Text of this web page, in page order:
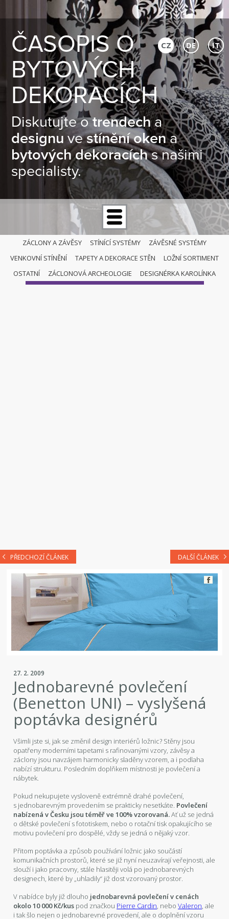
ČASOPIS O
BYTOVÝCH
DEKORACÍCH
Diskutujte otrendecha
designuvestínění okena
bytových dekoracíchs našimi
specialisty.
CZ DE IT
ZÁCLONY A ZÁVĚSY STÍNÍCÍ SYSTÉMY
ZÁVĚSNÉ SYSTÉMY
VENKOVNÍ STÍNĚNÍ
TAPETY A DEKORACE STĚN
LOŽNÍ SORTIMENT
OSTATNÍ
ZÁCLONOVÁ ARCHEOLOGIE DESIGNÉRKA KAROLÍNKA
LOŽNÍ SORTIMENT
PŘEDCHOZÍ ČLÁNEK DALŠÍ ČLÁNEK
27. 2. 2009
Jednobarevné povlečení
(Benetton UNI) – vyslyšená
poptávka designérů
Všimli jste si, jak se změnil design interiérů ložnic? Stěny jsou
opatřeny moderními tapetami s rafinovanými vzory, závěsy a
záclony jsou navzájem harmonicky sladěny vzorem, a i podlaha
nabízí strukturu. Posledním doplňkem místnosti je povlečení a
nábytek.
Pokud nekupujete vysloveně extrémně drahé povlečení,
s jednobarevným provedením se prakticky nesetkáte. Povlečení
nabízená v Česku jsou téměř ve 100% vzorovaná.Ať už se jedná
o dětské povlečení s fototiskem, nebo o rotační tisk opakujícího se
motivu povlečení pro dospělé, vždy se jedná o nějaký vzor.
Přitom poptávka a způsob používání ložnic jako součástí
komunikačních prostorů, které se již nyní neuzavírají veřejnosti, ale
slouží i jako pracovny, stále hlasitěji volá po jednobarevných
designech, které by „uhladily“ již dost vzorovaný prostor.
V nabídce byly již dlouho jednobarevná povlečení v cenách
okolo 10 000 Kč/kus pod značkou Pierre Cardin, neboValeron, ale
i tak šlo nejen o jednobarevné provedení, ale o doplnění vzoru